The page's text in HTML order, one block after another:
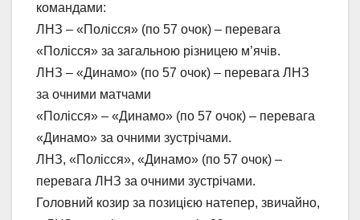
командами:
ЛНЗ – «Полісся» (по 57 очок) – перевага
«Полісся» за загальною різницею м’ячів.
ЛНЗ – «Динамо» (по 57 очок) – перевага ЛНЗ
за очними матчами
«Полісся» – «Динамо» (по 57 очок) – перевага
«Динамо» за очними зустрічами.
ЛНЗ, «Полісся», «Динамо» (по 57 очок) –
перевага ЛНЗ за очними зустрічами.
Головний козир за позицією натепер, звичайно,